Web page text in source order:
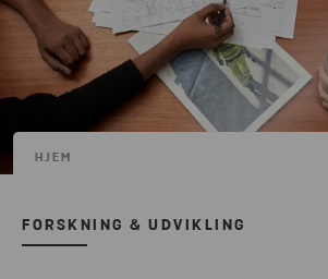
HJEM
FORSKNING & UDVIKLING